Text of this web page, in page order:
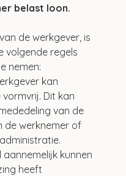
belast loon.
de werkgever, is
volgende regels
nemen:
kan
Dit kan
van de
de werknemer of
kunnen
heeft